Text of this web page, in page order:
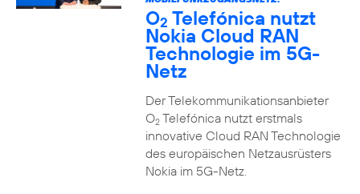
O2 Telefónica nutzt
Nokia Cloud RAN
Technologie im 5G-
Netz
Der Telekommunikationsanbieter
O2Telefónica nutzt erstmals
innovative Cloud RAN Technologie
des europäischen Netzausrüsters
Nokia im 5G-Netz.